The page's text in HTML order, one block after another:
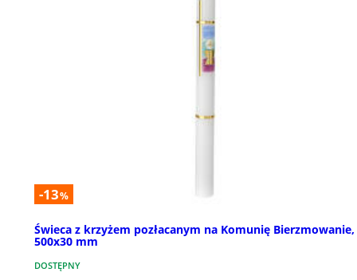
-13%
Świeca z krzyżem pozłacanym na Komunię Bierzmowanie,
500x30 mm
DOSTĘPNY